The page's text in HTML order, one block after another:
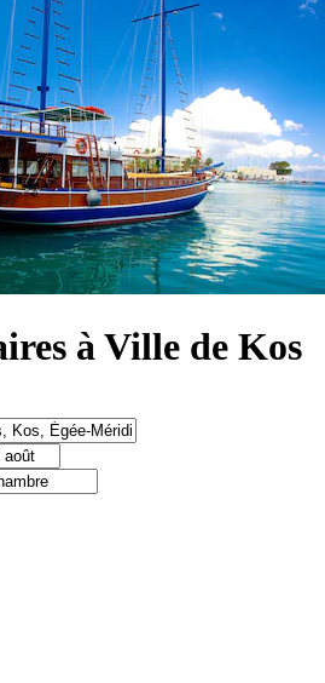
à Ville de Kos